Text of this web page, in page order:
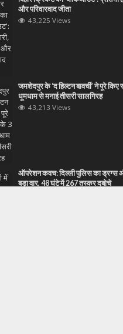
और परिवारवाद जीता
43,225 Views
जमशेदपुर के ‘द हिल्टन बावर्ची’ ने पूरे
धूमधाम से मनाई तीसरी सालगिरह
43,213 Views
ऑपरेशन कवच: दिल्ली पुलिस का ड्रग्स
बड़ा वार, 48 घंटे में 267 तस्कर दबोचे